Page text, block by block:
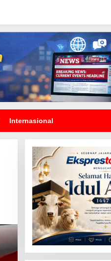
Internasional